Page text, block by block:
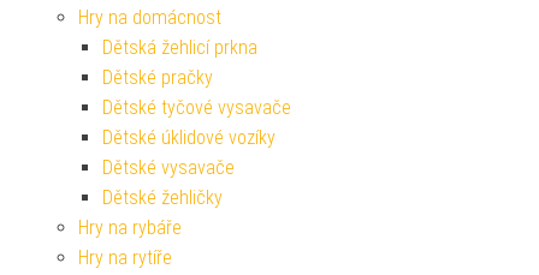
Hry na domácnost
Dětská žehlicí prkna
Dětské pračky
Dětské tyčové vysavače
Dětské úklidové vozíky
Dětské vysavače
Dětské žehličky
Hry na rybáře
Hry na rytíře